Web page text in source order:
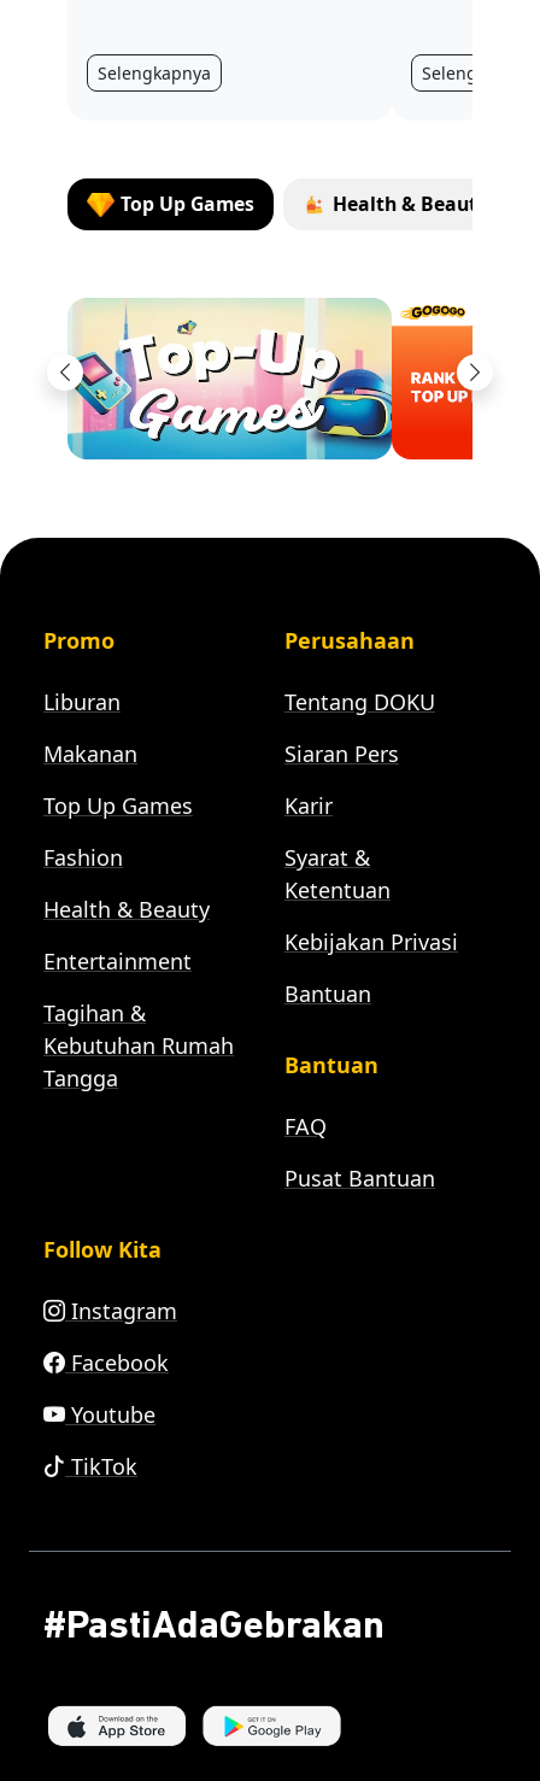
Selengkapnya Selengkapnya
Top Up Games Health & Beauty
Previous Next
Promo
Liburan
Makanan
Top Up Games
Fashion
Health & Beauty
Entertainment
Tagihan &
Kebutuhan Rumah
Tangga
Perusahaan
Tentang DOKU
Siaran Pers
Karir
Syarat &
Ketentuan
Kebijakan Privasi
Bantuan
Bantuan
FAQ
Pusat Bantuan
Follow Kita
Instagram
Facebook
Youtube
TikTok
#PastiAdaGebrakan